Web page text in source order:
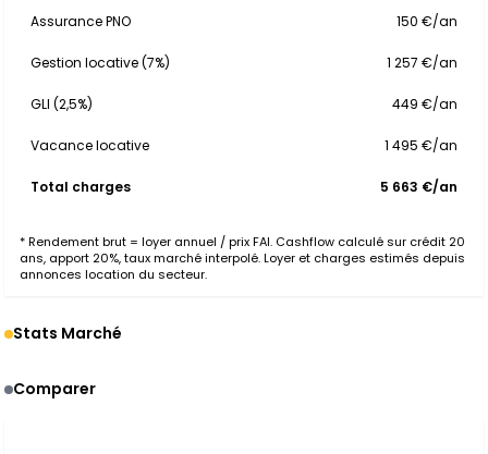
Assurance PNO 150 €/an
Gestion locative (7%) 1 257 €/an
GLI (2,5%) 449 €/an
Vacance locative 1 495 €/an
Total charges 5 663 €/an
* Rendement brut = loyer annuel / prix FAI. Cashflow calculé sur crédit 20
ans, apport 20%, taux marché interpolé. Loyer et charges estimés depuis
annonces location du secteur.
Stats Marché
Comparer